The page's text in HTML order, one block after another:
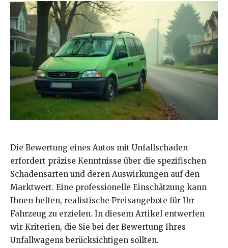
Die Bewertung eines Autos mit Unfallschaden
erfordert präzise Kenntnisse über die spezifischen
Schadensarten und deren Auswirkungen auf den
Marktwert. Eine professionelle Einschätzung kann
Ihnen helfen, realistische Preisangebote für Ihr
Fahrzeug zu erzielen. In diesem Artikel entwerfen
wir Kriterien, die Sie bei der Bewertung Ihres
Unfallwagens berücksichtigen sollten.